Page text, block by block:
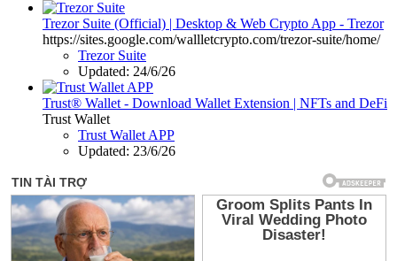
Trezor Suite (Official) | Desktop & Web Crypto App - Trezor
https://sites.google.com/wallletcrypto.com/trezor-suite/home/
Trezor Suite
Updated: 24/6/26
Trust® Wallet - Download Wallet Extension | NFTs and DeFi
Trust Wallet
Trust Wallet APP
Updated: 23/6/26